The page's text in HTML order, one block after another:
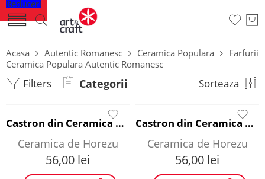
Reduceri
Acasa Autentic Romanesc Ceramica Populara
Farfurii
Ceramica Populara Autentic Romanesc
Filters Categorii Sorteaza
Castron din Ceramica Horezu - cercuri diametru 16 cm
Ceramica de Horezu
56,00 lei
Castron din Ceramica Horezu - culori naturale diametru 16 cm
Ceramica de Horezu
56,00 lei